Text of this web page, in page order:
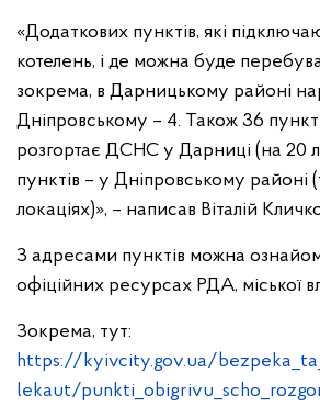
«Додаткових пунктів, які
котелень, і де можна буде
зокрема, в Дарницькому районі
Дніпровському – 4. Також 36
розгортає ДСНС у Дарниці (на 20
пунктів – у Дніпровському районі
локаціях)», – написав Віталій
З адресами пунктів можна
офіційних ресурсах РДА, міської
Зокрема, тут:
https://kyivcity.gov.ua/
lekaut/